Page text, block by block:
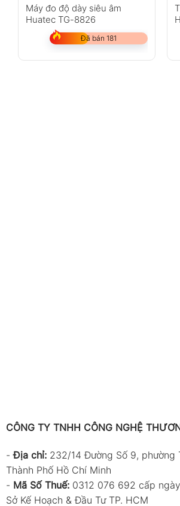
Máy đo độ dày siêu âm
Huatec TG-8826
Đã bán 181
CÔNG TY TNHH CÔNG NGHỆ
-Địa chỉ: 232/14 Đường Số 9, phường
Thành Phố Hồ Chí Minh
- Mã Số Thuế: 0312 076 692 cấp
Sở Kế Hoạch & Đầu Tư TP. HCM